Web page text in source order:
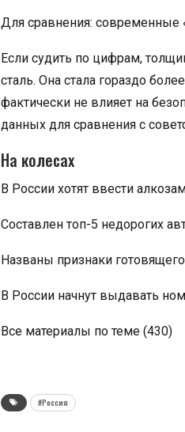
Для сравнения: современные
Если судить по цифрам,
сталь. Она стала гораздо
фактически не влияет на
данных для сравнения с
На колесах
В России хотят ввести
Составлен топ-5 недорогих
Названы признаки
В России начнут выдавать
Все материалы по теме (430)
#Россия